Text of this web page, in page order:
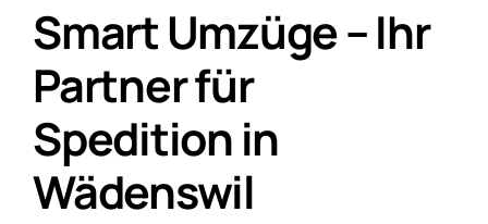
Smart Umzüge – Ihr
Partner für
Spedition in
Wädenswil